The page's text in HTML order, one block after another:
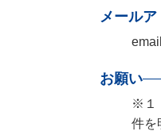
メールア
email
お願い
※１
件を